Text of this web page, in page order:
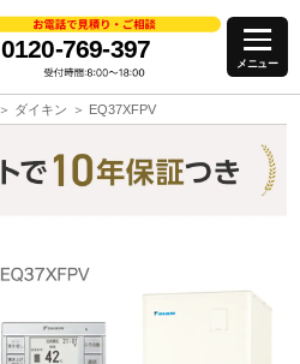
0120-769-397
ダイキン EQ37XFPV